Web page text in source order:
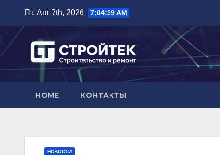
содержимому
Пт. Авг 7th, 2026 7:04:40 AM
HOME КОНТАКТЫ
НОВОСТИ